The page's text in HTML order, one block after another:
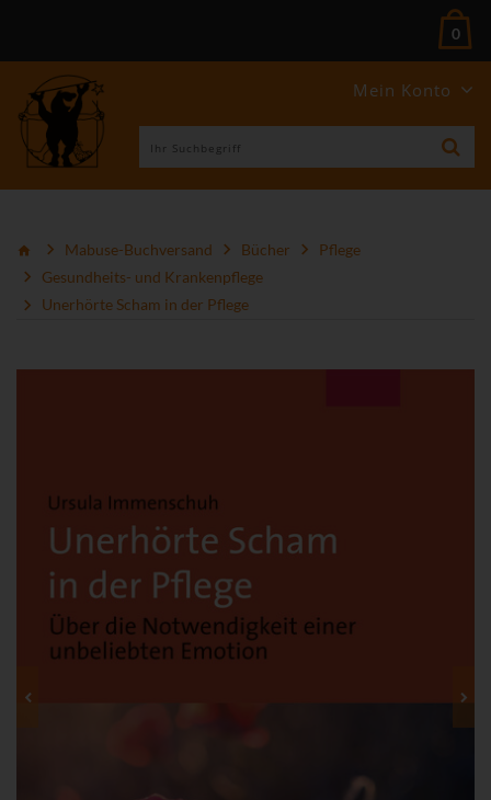
Mein Konto
0
Mabuse-Buchversand Bücher
Pflege
Gesundheits- und Krankenpflege
Unerhörte Scham in der Pflege